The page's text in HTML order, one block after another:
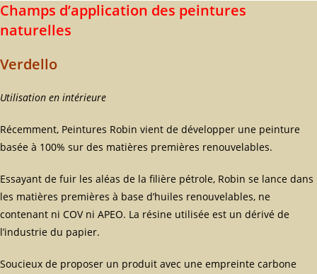
Champs d’application des peintures
naturelles
Verdello
Utilisation en intérieure
Récemment, Peintures Robin vient de développer une peinture
basée à 100% sur des matières premières renouvelables.
Essayant de fuir les aléas de la filière pétrole, Robin se lance dans
les matières premières à base d’huiles renouvelables, ne
contenant ni COV ni APEO. La résine utilisée est un dérivé de
l’industrie du papier.
Soucieux de proposer un produit avec une empreinte carbone